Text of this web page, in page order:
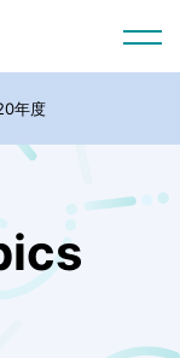
年度